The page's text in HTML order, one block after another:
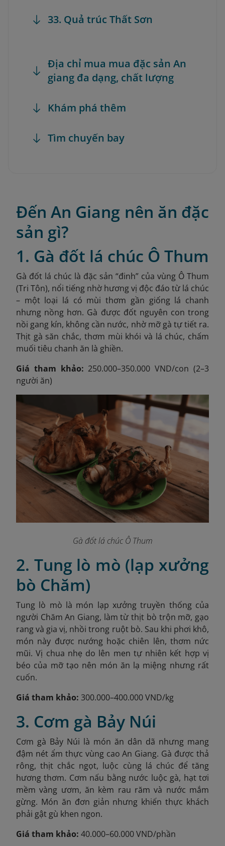
33. Quả trúc Thất Sơn
Địa chỉ mua mua đặc sản An
giang đa dạng, chất lượng
Khám phá thêm
Tìm chuyến bay
Đến An Giang nên ăn đặc
sản gì?
1. Gà đốt lá chúc Ô Thum
Gà đốt lá chúc là đặc sản “đinh” của vùng Ô Thum
(Tri Tôn), nổi tiếng nhờ hương vị độc đáo từ lá chúc
– một loại lá có mùi thơm gần giống lá chanh
nhưng nồng hơn. Gà được đốt nguyên con trong
nồi gang kín, không cần nước, nhờ mỡ gà tự tiết ra.
Thịt gà săn chắc, thơm mùi khói và lá chúc, chấm
muối tiêu chanh ăn là ghiền.
Giá tham khảo: 250.000–350.000 VND/con (2–3
người ăn)
Gà đốt lá chúc Ô Thum
2. Tung lò mò (lạp xưởng
bò Chăm)
Tung lò mò là món lạp xưởng truyền thống của
người Chăm An Giang, làm từ thịt bò trộn mỡ, gạo
rang và gia vị, nhồi trong ruột bò. Sau khi phơi khô,
món này được nướng hoặc chiên lên, thơm nức
mũi. Vị chua nhẹ do lên men tự nhiên kết hợp vị
béo của mỡ tạo nên món ăn lạ miệng nhưng rất
cuốn.
Giá tham khảo: 300.000–400.000 VND/kg
3. Cơm gà Bảy Núi
Cơm gà Bảy Núi là món ăn dân dã nhưng mang
đậm nét ẩm thực vùng cao An Giang. Gà được thả
rông, thịt chắc ngọt, luộc cùng lá chúc để tăng
hương thơm. Cơm nấu bằng nước luộc gà, hạt tơi
mềm vàng ươm, ăn kèm rau răm và nước mắm
gừng. Món ăn đơn giản nhưng khiến thực khách
phải gật gù khen ngon.
Giá tham khảo: 40.000–60.000 VND/phần